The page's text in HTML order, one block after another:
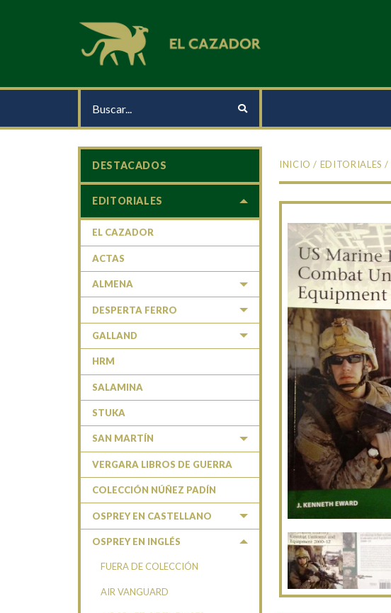
INICIO / EDITORIALES /
DESTACADOS
EDITORIALES
EL CAZADOR
ACTAS
ALMENA
DESPERTA FERRO
GALLAND
HRM
SALAMINA
STUKA
SAN MARTÍN
VERGARA LIBROS DE GUERRA
COLECCIÓN NÚÑEZ PADÍN
OSPREY EN CASTELLANO
OSPREY EN INGLÉS
FUERA DE COLECCIÓN
AIR VANGUARD